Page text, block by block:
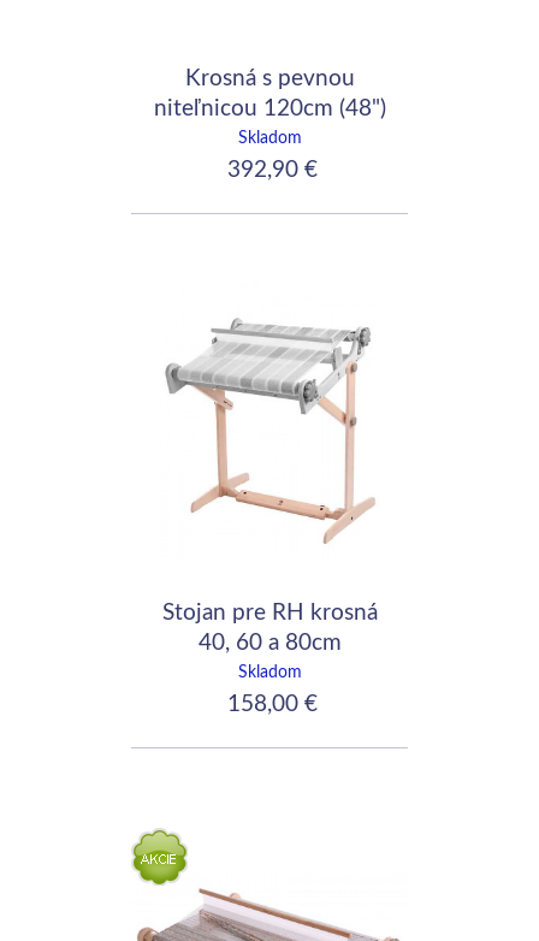
Krosná s pevnou
niteľnicou 120cm (48")
Skladom
392,90 €
Stojan pre RH krosná
40, 60 a 80cm
Skladom
158,00 €